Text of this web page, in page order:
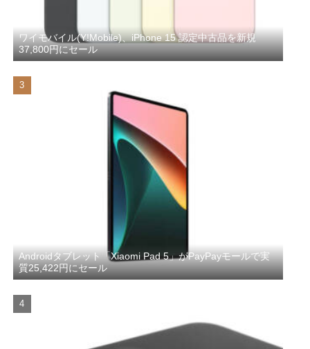
ワイモバイル(Y!Mobile)、iPhone 15 認定中古品を新規
37,800円にセール
Androidタブレット「Xiaomi Pad 5」がPayPayモールで実
質25,422円にセール